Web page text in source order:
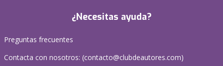
¿Necesitas ayuda?
Preguntas frecuentes
Contacta con nosotros: (contacto@clubdeautores.com)